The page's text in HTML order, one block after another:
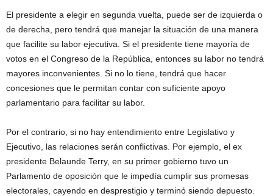
El presidente a elegir en segunda vuelta, puede ser de izquierda o
de derecha, pero tendrá que manejar la situación de una manera
que facilite su labor ejecutiva. Si el presidente tiene mayoría de
votos en el Congreso de la República, entonces su labor no tendrá
mayores inconvenientes. Si no lo tiene, tendrá que hacer
concesiones que le permitan contar con suficiente apoyo
parlamentario para facilitar su labor.
Por el contrario, si no hay entendimiento entre Legislativo y
Ejecutivo, las relaciones serán conflictivas. Por ejemplo, el ex
presidente Belaunde Terry, en su primer gobierno tuvo un
Parlamento de oposición que le impedía cumplir sus promesas
electorales, cayendo en desprestigio y terminó siendo depuesto.